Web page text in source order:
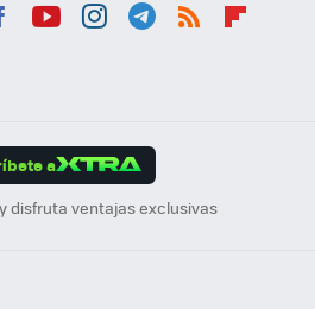
a
disfruta ventajas exclusivas